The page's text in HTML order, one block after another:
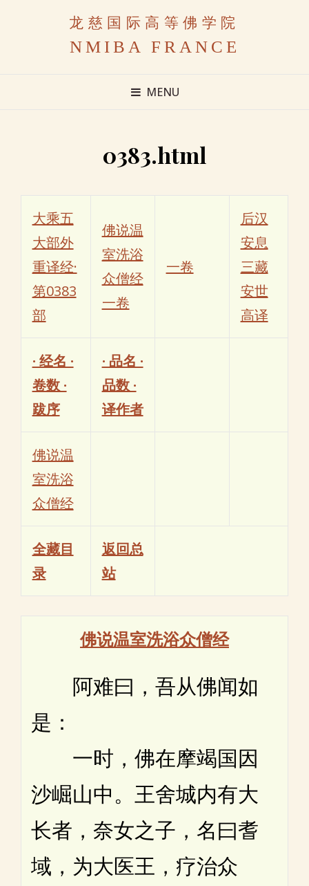
龙慈国际高等佛学院
NMIBA FRANCE
MENU
0383.html
大乘五
大部外
重译经·
第0383
部
佛说温
室洗浴
众僧经
一卷
一卷
后汉
安息
三藏
安世
高译
· 经名 ·
卷数 ·
跋序
· 品名 ·
品数 ·
译作者
佛说温
室洗浴
众僧经
全藏目
录
返回总
站
佛说温室洗浴众僧经
阿难曰，吾从佛闻如
是：
一时，佛在摩竭国因
沙崛山中。王舍城内有大
长者，奈女之子，名曰耆
域，为大医王，疗治众